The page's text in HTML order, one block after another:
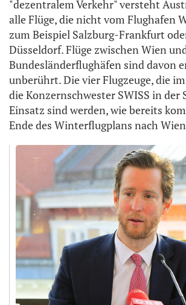
"dezentralem Verkehr" versteht
alle Flüge, die nicht vom Flughafen
zum Beispiel Salzburg-Frankfurt
Düsseldorf. Flüge zwischen Wien
Bundesländerflughäfen sind davon
unberührt. Die vier Flugzeuge, die
die Konzernschwester SWISS in der
Einsatz sind werden, wie bereits
Ende des Winterflugplans nach